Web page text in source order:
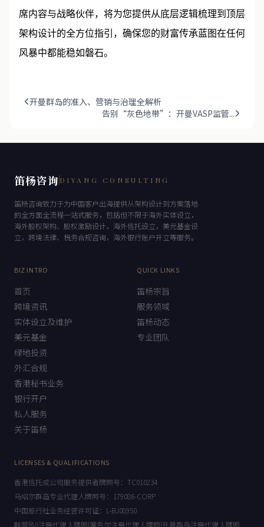
席内容与战略伙伴，将为您提供从底层逻辑梳理到顶层
架构设计的全方位指引，确保您的财富传承蓝图在任何
风暴中都能稳如磐石。
开曼群岛的准入、营销与治理全解析
告别“灰色地带”：开曼VASP监管...
笛杨咨询 DIYANG CONSULTING
笛杨咨询致力于为中国客户出海提供从架构设计到方案落地
的全方面全流程一站式服务，包括但不限于海外实体设立，
海外股权架构、股权激励设计，海外信托设立，美元基金设
立，跨境法律、税务合规咨询，海外银行账户开立等服务。
BIZ INTRO
首页
跨境资讯
实体设立及维护
美元基金
绿地投资
外汇合规
香港秘书业务
银行开户
私人服务
关于笛杨
QUICK LINKS
笛杨宗旨
服务领域
笛杨动态
专业团队
LICENSES & QUALIFICATIONS
香港信托或公司服务提供者牌照号：TC010234
马绍尔群岛专业代理人牌照号：179086-CORP
中国旅行社业务经营许可证：L-BJ08950
联营BVI注册代理人牌照|塞舌尔注册代理人牌照|开曼群岛注册代理人牌照